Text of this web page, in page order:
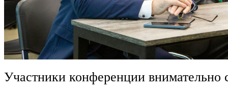
Участники конференции